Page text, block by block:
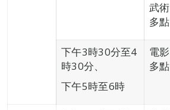
武術
多點
下午3時30分至4
時30分、
下午5時至6時
電影
多點